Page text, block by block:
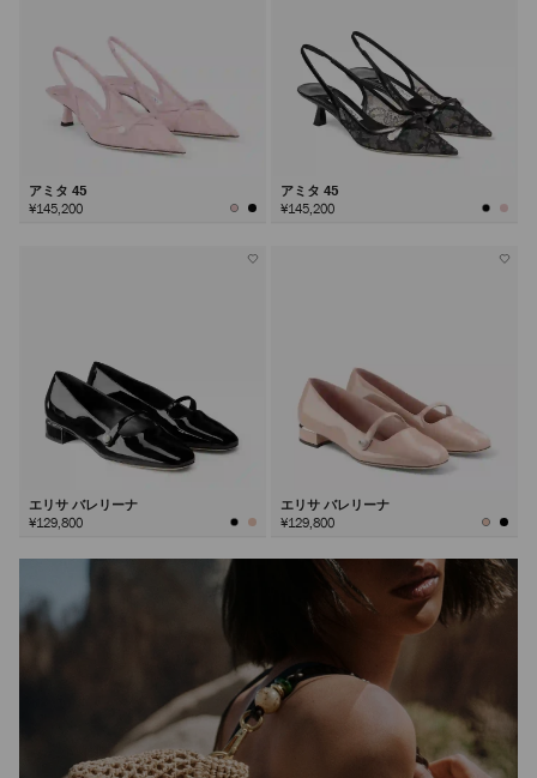
アミタ 45
¥145,200
アミタ 45
¥145,200
エリサ バレリーナ
¥129,800
エリサ バレリーナ
¥129,800